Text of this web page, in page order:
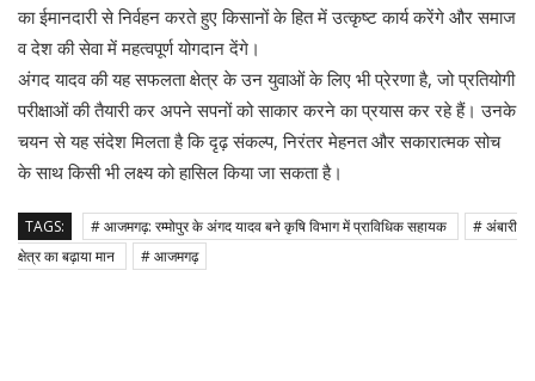
का ईमानदारी से निर्वहन करते हुए किसानों के हित में उत्कृष्ट कार्य करेंगे और समाज
व देश की सेवा में महत्वपूर्ण योगदान देंगे।
अंगद यादव की यह सफलता क्षेत्र के उन युवाओं के लिए भी प्रेरणा है, जो प्रतियोगी
परीक्षाओं की तैयारी कर अपने सपनों को साकार करने का प्रयास कर रहे हैं। उनके
चयन से यह संदेश मिलता है कि दृढ़ संकल्प, निरंतर मेहनत और सकारात्मक सोच
के साथ किसी भी लक्ष्य को हासिल किया जा सकता है।
TAGS: # आजमगढ़: रम्मोपुर के अंगद यादव बने कृषि विभाग में प्राविधिक सहायक
# अंबारी
क्षेत्र का बढ़ाया मान
# आजमगढ़